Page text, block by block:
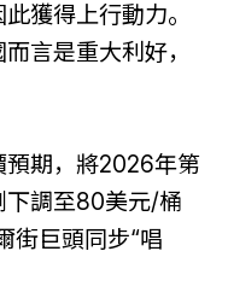
獲得上行動力。
言是重大利好，
預期，將2026年第
下調至80美元/桶
街巨頭同步“唱